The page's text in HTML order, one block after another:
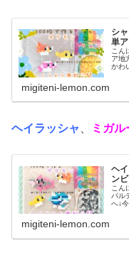
シ
単
こん
ア地
かわ
migiteni-lemon.com
ヘイラッシャ ミガル
ヘ
ン
こん
パル
へ↓
migiteni-lemon.com